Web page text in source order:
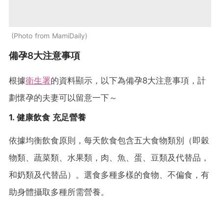
Photo from MamiDaily
備孕8大注意事項
根據衛生署的資料顯示，以下為備孕8大注意事項，計
劃懷孕的夫妻可以留意一下～
1. 健康飲食 充足營養
依據均衡飲食原則，每天飲食包含五大食物類別（即穀
物類、蔬菜類、水果類，肉、魚、蛋、豆類及代替品，
和奶類及代替品）。選食多種多樣的食物、不偏食，有
助身體攝取多種所需營養。